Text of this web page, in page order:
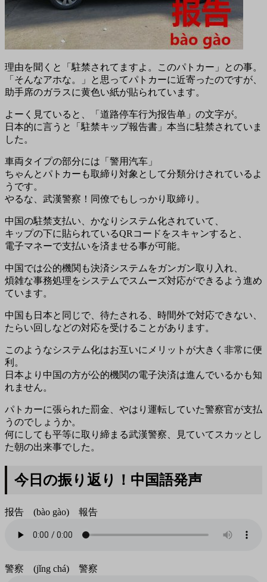
理由を聞くと「駐禁されてますよ。このパトカー」との事。
「そんなアホな。」と思ってパトカーに近寄ったのですが、
助手席のガラスに黄色い紙が貼られています。
よーく見ていると、「道路停车行为报告单」の文字が。
日本的に言うと「駐禁キップ報告書」本当に駐禁されていま
した。
車両タイプの部分には「警用汽车」
ちゃんとパトカーも取締り対象として分類分けされているよ
うです。
やるな、武漢警察！同僚でもしっかり取締り。
中国の駐禁支払い、かなりシステム化されていて、
キップの下に貼られているQRコードをスキャンすると、
電子マネーで支払いを済ませる事が可能。
中国では公的機関も決済システムをガンガン取り入れ、
煩雑な事務処理をシステムでスムーズ対応ができるよう進め
ています。
中国も日本と同じで、待たされる、時間外で対応できない、
たらい回しなどの対応を受けることがあります。
このようなシステム化はお互いにメリットが大きく非常に便
利。
日本より中国の方が公的機関の電子決済は進んでいるかも知
れません。
パトカーに張られた罰金、やはり運転していた警察官が支払
うのでしょうか。
何にしても平等に取り締まる武漢警察、見ていてスカッとし
た朝の出来事でした。
今日の振り返り！中国語発声
报告 (bào gào) 報告
警察 (jǐng chá) 警察